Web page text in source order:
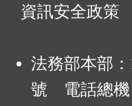
資訊安全政策
法務部本部
號 電話總機